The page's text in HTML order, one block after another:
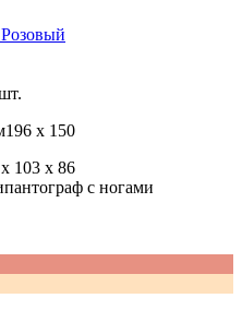
196 x 150
103 x 86
пантограф с ногами